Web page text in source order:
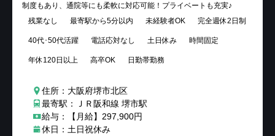
制度もあり、通院等にも柔軟に対応可能！プライベートも充実♪
残業なし
最寄駅から5分以内 未経験者OK 完全週休2日制
40代･50代活躍 電話応対なし 土日休み 時間固定
年休120日以上 高卒OK 日勤帯勤務
住所：大阪府堺市北区
最寄駅：ＪＲ阪和線 堺市駅
給与：【月給】297,900円
休日：土日祝休み